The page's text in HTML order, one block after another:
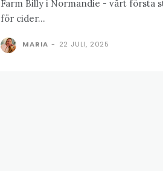
Farm Billy i Normandie - vårt första
för cider...
MARIA - 22 JULI, 2025